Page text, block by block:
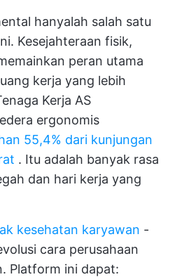
hanyalah salah satu
Kesejahteraan fisik,
peran utama
kerja yang lebih
Kerja AS
ergonomis
55,4% dari kunjungan
. Itu adalah banyak rasa
dan hari kerja yang
kesehatan karyawan -
cara perusahaan
Platform ini dapat: